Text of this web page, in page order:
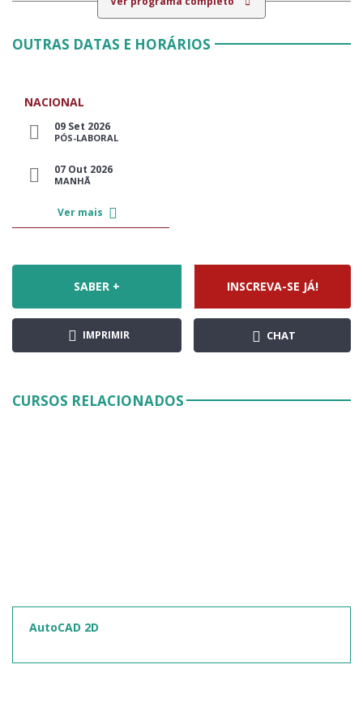
OUTRAS DATAS E HORÁRIOS
NACIONAL
09 Set 2026
PÓS-LABORAL
07 Out 2026
MANHÃ
Ver mais
SABER + INSCREVA-SE JÁ!
IMPRIMIR CHAT
CURSOS RELACIONADOS
AutoCAD 2D